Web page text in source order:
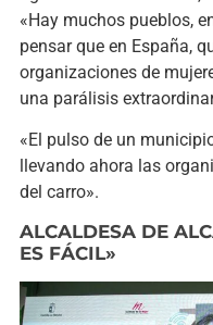
«Hay muchos pueblos,
pensar que en España,
organizaciones de
una parálisis
«El pulso de un
llevando ahora las
del carro».
ALCALDESA DE
ES FÁCIL»